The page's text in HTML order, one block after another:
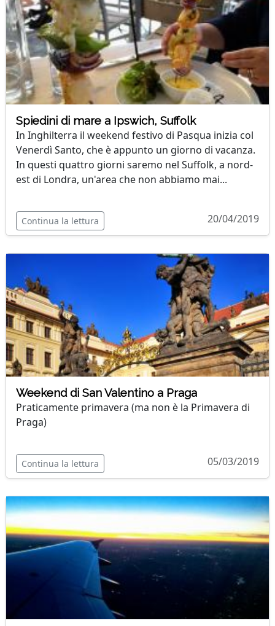
Spiedini di mare a Ipswich, Suffolk
In Inghilterra il weekend festivo di Pasqua inizia col
Venerdì Santo, che è appunto un giorno di vacanza.
In questi quattro giorni saremo nel Suffolk, a nord-
est di Londra, un'area che non abbiamo mai...
Continua la lettura 20/04/2019
Weekend di San Valentino a Praga
Praticamente primavera (ma non è la Primavera di
Praga)
Continua la lettura 05/03/2019